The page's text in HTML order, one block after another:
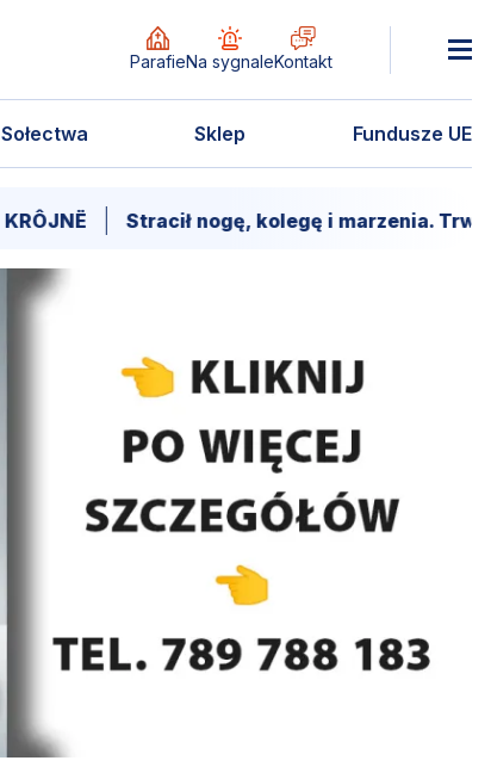
ParafieNa sygnaleKontakt
Sołectwa Sklep Fundusze UE
Stracił nogę, kolegę i marzenia. Trwa walka o